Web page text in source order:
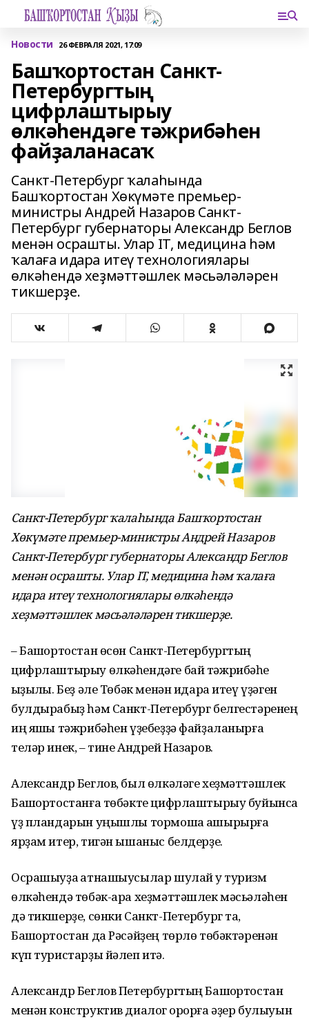
Новости 26 ФЕВРАЛЯ 2021, 17:09
Башҡортостан Санкт-
Петербургтың
цифрлаштырыу
өлкәһендәге тәжрибәһен
файҙаланасаҡ
Санкт-Петербург ҡалаһында
Башҡортостан Хөкүмәте премьер-
министры Андрей Назаров Санкт-
Петербург губернаторы Александр Беглов
менән осрашты. Улар IT, медицина һәм
ҡалаға идара итеү технологиялары
өлкәһендә хеҙмәттәшлек мәсьәләләрен
тикшерҙе.
Санкт-Петербург ҡалаһында Башҡортостан
Хөкүмәте премьер-министры Андрей Назаров
Санкт-Петербург губернаторы Александр Беглов
менән осрашты. Улар IT, медицина һәм ҡалаға
идара итеү технологиялары өлкәһендә
хеҙмәттәшлек мәсьәләләрен тикшерҙе.
– Башҡортостан өсөн Санкт-Петербургтың
цифрлаштырыу өлкәһендәге бай тәжрибәһе
ҡыҙыҡлы. Беҙ әле Төбәк менән идара итеү үҙәген
булдырабыҙ һәм Санкт-Петербург белгестәренең
иң яҡшы тәжрибәһен үҙебеҙҙә файҙаланырға
теләр инек, – тине Андрей Назаров.
Александр Беглов, был өлкәләге хеҙмәттәшлек
Башҡортостанға төбәкте цифрлаштырыу буйынса
үҙ пландарын уңышлы тормошҡа ашырырға
ярҙам итер, тигән ышаныс белдерҙе.
Осрашыуҙа ҡатнашыусылар шулай уҡ туризм
өлкәһендә төбәк-ара хеҙмәттәшлек мәсьәләһен
дә тикшерҙе, сөнки Санкт-Петербург та,
Башҡортостан да Рәсәйҙең төрлө төбәктәренән
күп туристарҙы йәлеп итә.
Александр Беглов Петербургтың Башҡортостан
менән конструктив диалог ҡорорға әҙер булыуын